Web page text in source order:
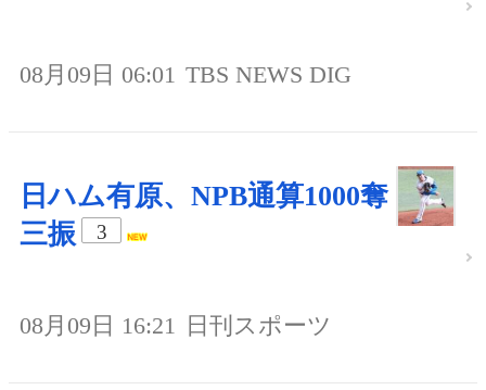
08月09日 06:01 TBS NEWS DIG
日ハム有原、NPB通算1000奪
三振
3
08月09日 16:21 日刊スポーツ